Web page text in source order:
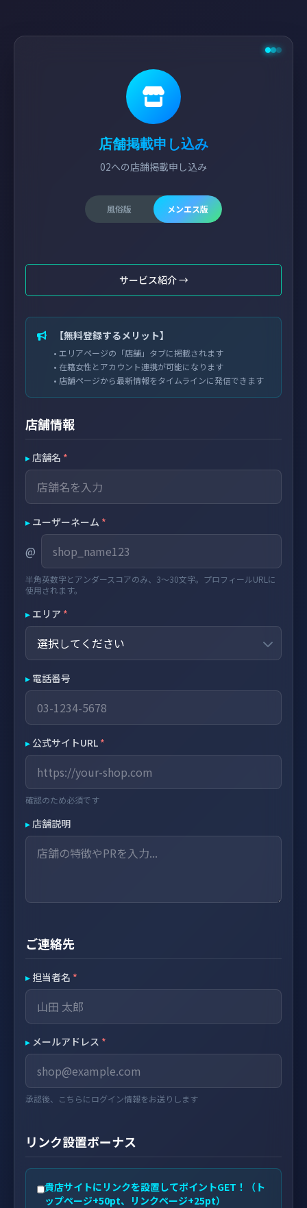
店舗掲載申し込み
02への店舗掲載申し込み
風俗版 メンエス版
サービス紹介 →
【無料登録するメリット】
• エリアページの「店舗」タブに掲載されます
• 在籍女性とアカウント連携が可能になります
• 店舗ページから最新情報をタイムラインに発信できます
店舗情報
▸店舗名 *
▸ ユーザーネーム *
@
半角英数字とアンダースコアのみ、3〜30文字。プロフィールURLに
使用されます。
▸ エリア *
▸ 電話番号
▸ 公式サイトURL *
確認のため必須です
▸店舗説明
ご連絡先
▸ 担当者名 *
▸ メールアドレス *
承認後、こちらにログイン情報をお送りします
リンク設置ボーナス
貴店サイトにリンクを設置してポイントGET！（ト
ップページ+50pt、リンクページ+25pt）